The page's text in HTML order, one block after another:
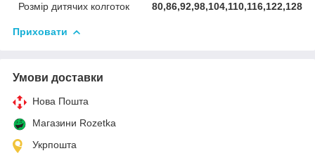
Розмір дитячих колготок
80,86,92,98,104,110,116,122,128
Приховати
Умови доставки
Нова Пошта
Магазини Rozetka
Укрпошта